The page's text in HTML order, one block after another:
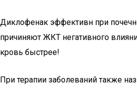
Диклофенак эффективн при
причиняют ЖКТ негативного
кровь быстрее!
При терапии заболеваний также